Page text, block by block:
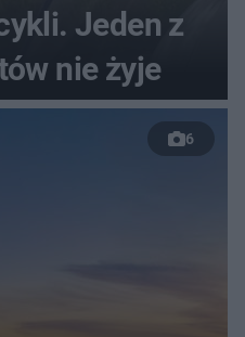
Jeden z
nie żyje
6